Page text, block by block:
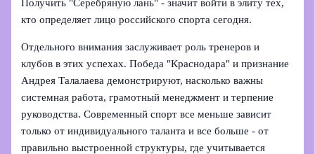
Получить "Серебряную лань" - значит войти в элиту тех,
кто определяет лицо российского спорта сегодня.
Отдельного внимания заслуживает роль тренеров и
клубов в этих успехах. Победа "Краснодара" и признание
Андрея Талалаева демонстрируют, насколько важны
системная работа, грамотный менеджмент и терпение
руководства. Современный спорт все меньше зависит
только от индивидуального таланта и все больше - от
правильно выстроенной структуры, где учитывается